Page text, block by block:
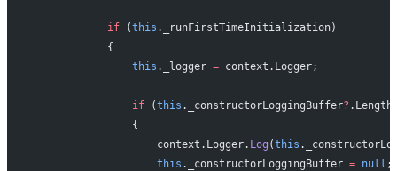
            if
(this ._runFirstTimeInitialization)
            {
                this
._logger = context.Logger;
                if
(this ._constructorLoggingBuffer?
                {
                    context.Logger.
Log (this
                    this
._constructorLoggingBuffer = null ;